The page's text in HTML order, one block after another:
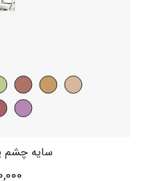
سایه چشم